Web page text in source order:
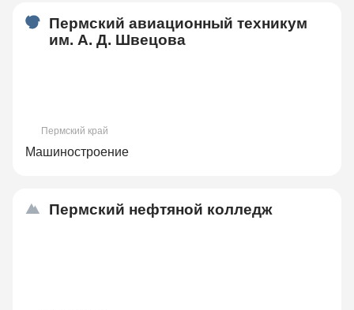
Пермский авиационный техникум
им. А. Д. Швецова
Пермский край
Машиностроение
Пермский нефтяной колледж